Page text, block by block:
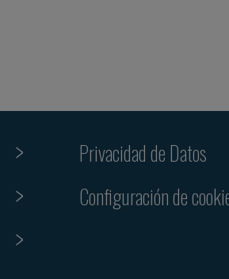
Privacidad de Datos
Configuración de